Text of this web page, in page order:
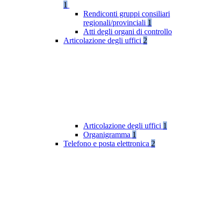
1
Rendiconti gruppi consiliari
regionali/provinciali 1
Atti degli organi di controllo
Articolazione degli uffici 2
Articolazione degli uffici 1
Organigramma 1
Telefono e posta elettronica 2